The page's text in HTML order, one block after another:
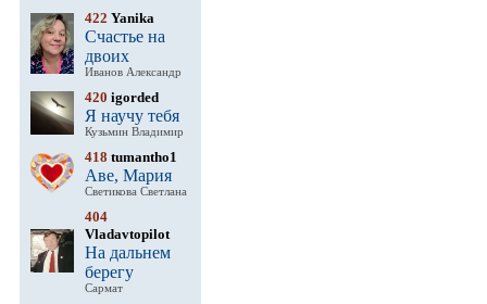
422 Yanika
Счастье на
двоих
Иванов Александр
420 igorded
Я научу тебя
Кузьмин Владимир
418 tumantho1
Аве, Мария
Светикова Светлана
404
Vladavtopilot
На дальнем
берегу
Сармат